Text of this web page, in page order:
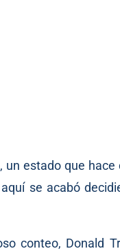
un estado que
se acabó
conteo, Donald